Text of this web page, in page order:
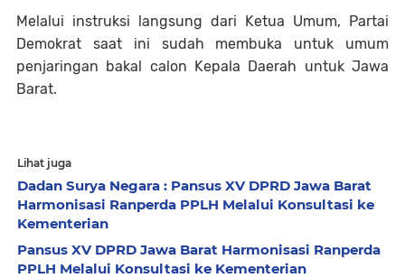
Melalui instruksi langsung dari Ketua Umum, Partai
Demokrat saat ini sudah membuka untuk umum
penjaringan bakal calon Kepala Daerah untuk Jawa
Barat.
Lihat juga
Dadan Surya Negara : Pansus XV DPRD Jawa Barat
Harmonisasi Ranperda PPLH Melalui Konsultasi ke
Kementerian
Pansus XV DPRD Jawa Barat Harmonisasi Ranperda
PPLH Melalui Konsultasi ke Kementerian